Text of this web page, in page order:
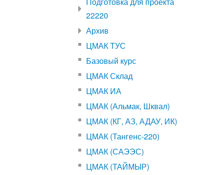
22220
Архив
ЦМАК ТУС
Базовый курс
ЦМАК Склад
ЦМАК ИА
ЦМАК (Альмак, Шквал)
ЦМАК (КГ, АЗ, АДАУ, ИК)
ЦМАК (Тангенс-220)
ЦМАК (САЭЭС)
ЦМАК (ТАЙМЫР)